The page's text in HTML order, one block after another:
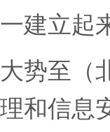
一建立起
大势至（
理和信息